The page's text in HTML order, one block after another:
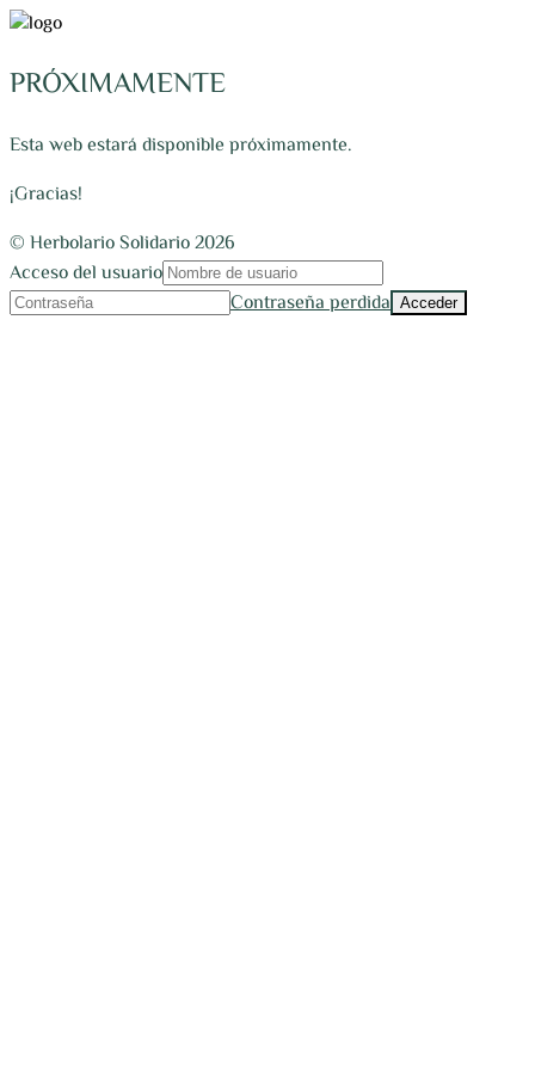
PRÓXIMAMENTE
Esta web estará disponible próximamente.
¡Gracias!
© Herbolario Solidario 2026
Acceso del usuario
Contraseña perdida